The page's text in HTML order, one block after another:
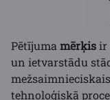
Pētījuma mērķisir
un ietvarstādu
tehnoloģiskā